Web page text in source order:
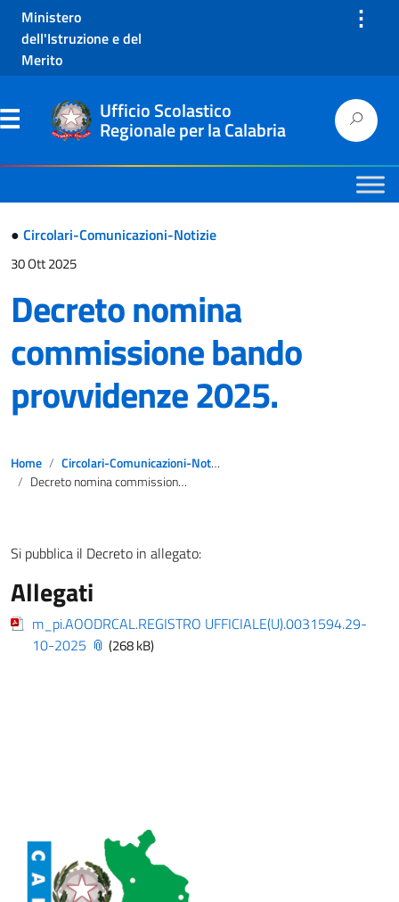
Ministero
dell'Istruzione e del
Merito
⋮
Ufficio Scolastico
Regionale per la Calabria
● Circolari-Comunicazioni-Notizie
30 Ott 2025
Decreto nomina
commissione bando
provvidenze 2025.
Home
Circolari-Comunicazioni-Notizie
Decreto nomina commissione bando provvidenze 2025.
Si pubblica il Decreto in allegato:
Allegati
m_pi.AOODRCAL.REGISTRO UFFICIALE(U).0031594.29-
10-2025
(268 kB)